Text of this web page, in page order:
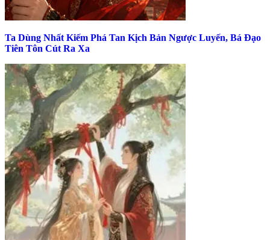
Ta Dùng Nhất Kiếm Phá Tan Kịch Bản Ngược Luyến, Bá Đạo
Tiên Tôn Cút Ra Xa